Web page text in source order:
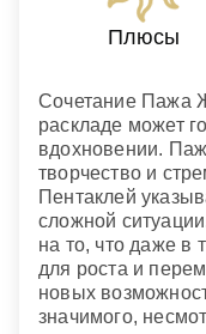
Плюсы
Сочетание Пажа
раскладе может
вдохновении.
творчество и
Пентаклей
сложной
на то, что даже в
для роста и
новых
значимого,